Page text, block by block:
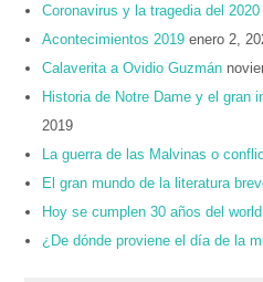
Coronavirus y la tragedia del 2020
Acontecimientos 2019 enero 2,
Calaverita a Ovidio Guzmán
Historia de Notre Dame y el gran
2019
La guerra de las Malvinas o
El gran mundo de la literatura
Hoy se cumplen 30 años del
¿De dónde proviene el día de la